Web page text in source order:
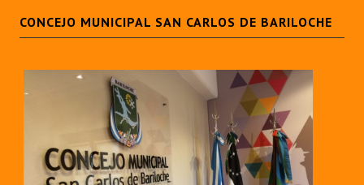
CONCEJO MUNICIPAL SAN CARLOS DE BARILOCHE